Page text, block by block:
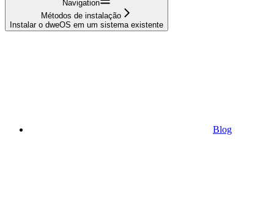
Navigation
Métodos de instalação
Instalar o dweOS em um sistema existente
Blog